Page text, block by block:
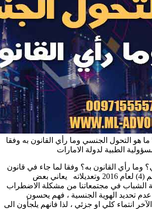
ما هو التحول الجنسي وما رأي القانون به وفقا
الطبية لدولة الامارات
وما رأي القانون به؟ وفقا لما جاء في قانون
المسؤولية الطبية رقم (4) لعام 2016 وتعديلاته يعاني بعض
الشباب في مجتمعاتنا من مشكلة الاضطراب
تحديد الهوية الجنسية ، فهم يحسون
انتماء كلي او جزئي ، لذا فانهم يلجأون الى